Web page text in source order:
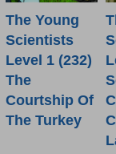
The Young
Scientists
Level 1 (232)
The
Courtship Of
The Turkey